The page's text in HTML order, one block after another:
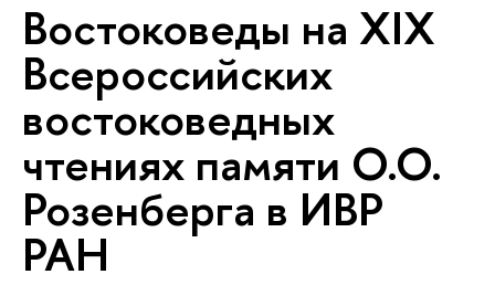
Востоковеды на XIX
Всероссийских
востоковедных
чтениях памяти О.О.
Розенберга в ИВР
РАН